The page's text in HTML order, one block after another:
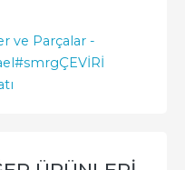
ve Parçalar -
#smrgÇEVİRİ